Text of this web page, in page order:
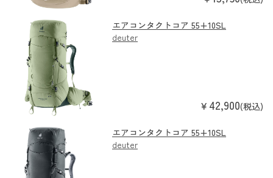
エアコンタクトコア 55+10SL
deuter
￥ 42,900(税込)
エアコンタクトコア 55+10SL
deuter